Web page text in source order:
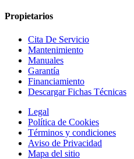
Propietarios
Cita De Servicio
Mantenimiento
Manuales
Garantía
Financiamiento
Descargar Fichas Técnicas
Legal
Política de Cookies
Términos y condiciones
Aviso de Privacidad
Mapa del sitio